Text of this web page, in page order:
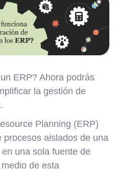
ERP? Ahora podrás
la gestión de
Planning (ERP)
aislados de una
una sola fuente de
de esta